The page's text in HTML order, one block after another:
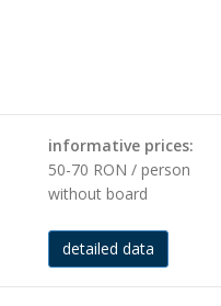
informative prices:
50-70 RON / person
without board
detailed data